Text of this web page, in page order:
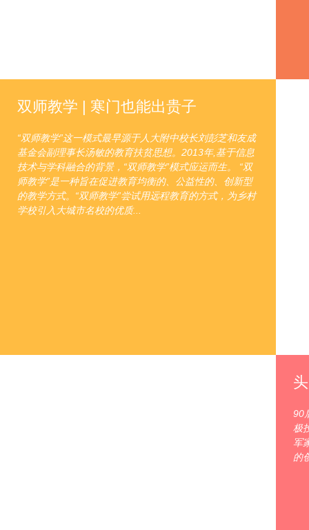
双师教学 | 寒门也能出贵子
“双师教学”这一模式最早源于人大附中校长刘彭芝和友成
基金会副理事长汤敏的教育扶贫思想。2013年,基于信息
技术与学科融合的背景，“双师教学”模式应运而生。 “双
师教学”是一种旨在促进教育均衡的、公益性的、创新型
的教学方式。“双师教学”尝试用远程教育的方式，为乡村
学校引入大城市名校的优质...
90
极
军
的